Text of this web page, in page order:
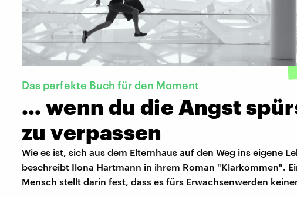
Das perfekte Buch für den Moment
… wenn du die Angst
zu verpassen
Wie es ist, sich aus dem Elternhaus auf den Weg ins eigene
beschreibt Ilona Hartmann in ihrem Roman "Klarkommen".
Mensch stellt darin fest, dass es fürs Erwachsenwerden